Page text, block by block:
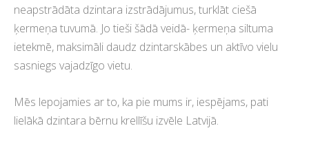
neapstrādāta dzintara izstrādājumus, turklāt ciešā
ķermeņa tuvumā. Jo tieši šādā veidā- ķermeņa siltuma
ietekmē, maksimāli daudz dzintarskābes un aktīvo vielu
sasniegs vajadzīgo vietu.
Mēs lepojamies ar to, ka pie mums ir, iespējams, pati
lielākā dzintara bērnu krellīšu izvēle Latvijā.